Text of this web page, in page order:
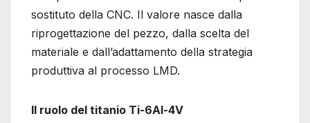
sostituto della CNC. Il valore nasce dalla
riprogettazione del pezzo, dalla scelta del
materiale e dall’adattamento della strategia
produttiva al processo LMD.
Il ruolo del titanio Ti-6Al-4V